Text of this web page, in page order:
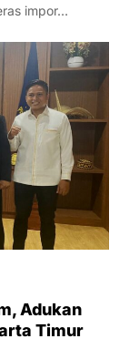
impor…
Adukan
Timur